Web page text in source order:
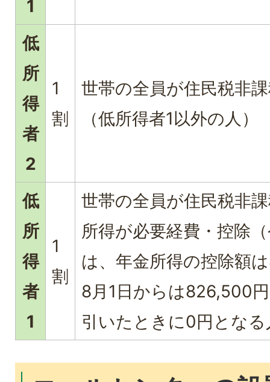
1
低
所
得
者
2
1
割
世帯の全員が住民税非
（低所得者1以外の人）
低
所
得
者
1
1
割
世帯の全員が住民税非
所得が必要経費・控除
は、年金所得の控除額
8月1日からは826,500
引いたときに0円となる